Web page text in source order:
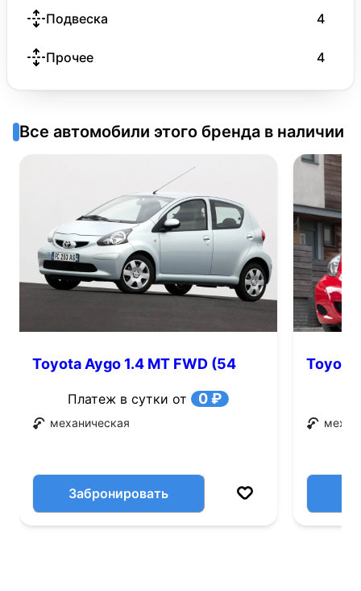
Подвеска 4
Прочее 4
Все автомобили этого бренда в наличии
Toyota Aygo 1.4 MT FWD (54
Платеж в сутки от 0 ₽
механическая
Забронировать
Toyota